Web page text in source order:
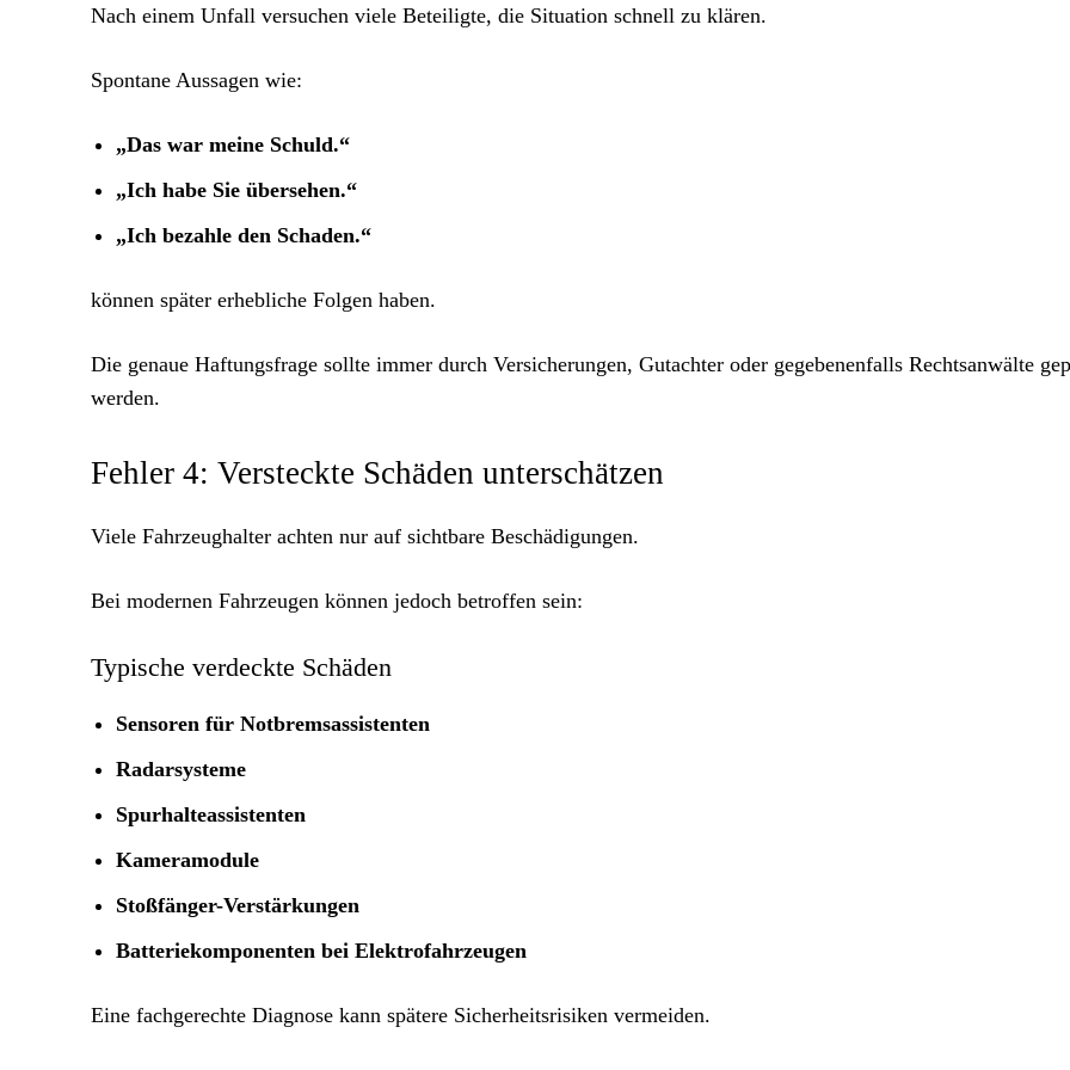
Nach einem Unfall versuchen viele Beteiligte, die Situation schnell zu klären.
Spontane Aussagen wie:
„Das war meine Schuld.“
„Ich habe Sie übersehen.“
„Ich bezahle den Schaden.“
können später erhebliche Folgen haben.
Die genaue Haftungsfrage sollte immer durch Versicherungen, Gutachter oder gegebenenfalls Rechtsanwälte
werden.
Fehler 4: Versteckte Schäden unterschätzen
Viele Fahrzeughalter achten nur auf sichtbare Beschädigungen.
Bei modernen Fahrzeugen können jedoch betroffen sein:
Typische verdeckte Schäden
Sensoren für Notbremsassistenten
Radarsysteme
Spurhalteassistenten
Kameramodule
Stoßfänger-Verstärkungen
Batteriekomponenten bei Elektrofahrzeugen
Eine fachgerechte Diagnose kann spätere Sicherheitsrisiken vermeiden.